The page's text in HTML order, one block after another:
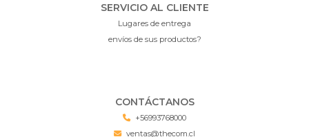
SERVICIO AL CLIENTE
Lugares de entrega
envíos de sus productos?
CONTÁCTANOS
+56993768000
ventas@thecom.cl